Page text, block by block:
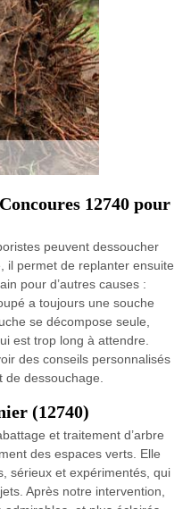
12740 pour
peuvent dessoucher
il permet de replanter ensuite
pour d’autres causes :
a toujours une souche
se décompose seule,
est trop long à attendre.
des conseils personnalisés
dessouchage.
(12740)
et traitement d’arbre
des espaces verts. Elle
sérieux et expérimentés, qui
Après notre intervention,